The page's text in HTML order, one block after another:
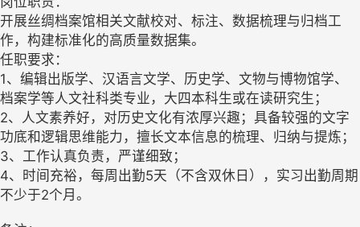
开展丝绸档案馆相关文献校对、标注、数据梳理与归档工
作，构建标准化的高质量数据集。
任职要求：
1、编辑出版学、汉语言文学、历史学、文物与博物馆学、
档案学等人文社科类专业，大四本科生或在读研究生；
2、人文素养好，对历史文化有浓厚兴趣；具备较强的文字
功底和逻辑思维能力，擅长文本信息的梳理、归纳与提炼；
3、工作认真负责，严谨细致；
4、时间充裕，每周出勤5天（不含双休日），实习出勤周期
不少于2个月。